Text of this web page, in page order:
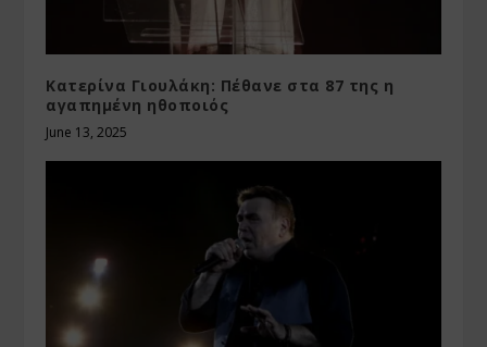
Κατερίνα Γιουλάκη: Πέθανε στα 87 της η
αγαπημένη ηθοποιός
June 13, 2025